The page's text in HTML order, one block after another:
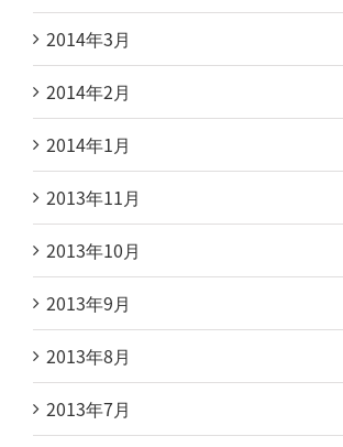
2014年3月
2014年2月
2014年1月
2013年11月
2013年10月
2013年9月
2013年8月
2013年7月